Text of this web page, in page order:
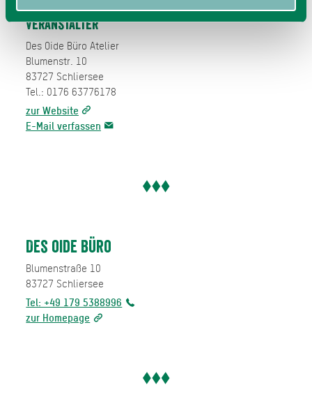
Veranstalter
Des Oide Büro Atelier
Blumenstr. 10
83727 Schliersee
Tel.: 0176 63776178
zur Website
E-Mail verfassen
Des oide Büro
Blumenstraße 10
83727 Schliersee
Tel: +49 179 5388996
zur Homepage